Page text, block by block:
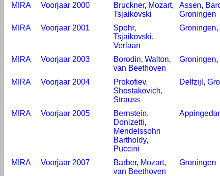
MIRA Voorjaar 2000 Bruckner, Mozart,
Tsjaikovski
Assen,
Groningen
MIRA
Voorjaar 2001 Spohr,
Tsjaikovski,
Verlaan
Groningen,
MIRA Voorjaar 2003 Borodin, Walton,
van Beethoven
Groningen,
MIRA Voorjaar 2004 Prokofiev,
Shostakovich,
Strauss
Delfzijl ,
MIRA Voorjaar 2005 Bernstein,
Donizetti,
Mendelssohn
Bartholdy,
Puccini
MIRA Voorjaar 2007 Barber, Mozart,
van Beethoven
Groningen